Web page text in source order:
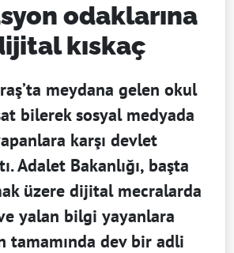
odaklarına
kıskaç
meydana gelen okul
bilerek sosyal medyada
karşı devlet
Adalet Bakanlığı, başta
üzere dijital mecralarda
yalan bilgi yayanlara
tamamında dev bir adli